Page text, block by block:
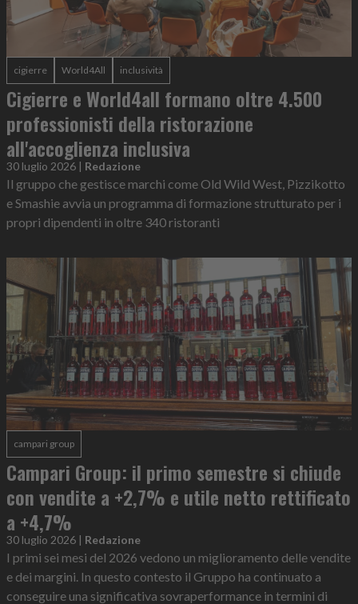
cigierre World4All inclusività
Cigierre e World4all formano oltre 4.500
professionisti della ristorazione
all'accoglienza inclusiva
30 luglio 2026 | Redazione
Il gruppo che gestisce marchi come Old Wild West, Pizzikotto
e Smashie avvia un programma di formazione strutturato per i
propri dipendenti in oltre 340 ristoranti
campari group
Campari Group: il primo semestre si chiude
con vendite a +2,7% e utile netto rettificato
a +4,7%
30 luglio 2026 | Redazione
I primi sei mesi del 2026 vedono un miglioramento delle vendite
e dei margini. In questo contesto il Gruppo ha continuato a
conseguire una significativa sovraperformance in termini di